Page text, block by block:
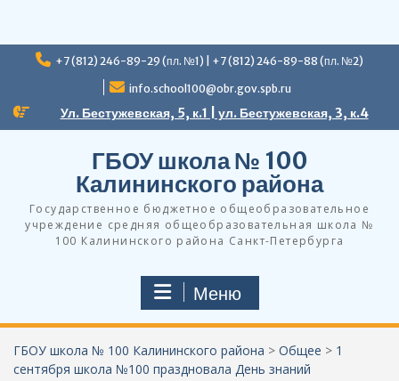
Перейти
+7 (812) 246-89-29 (пл. №1) | +7 (812) 246-89-88 (пл. №2)
info.school100@obr.gov.spb.ru
Ул. Бестужевская, 5, к.1 | ул. Бестужевская, 3, к.4
ГБОУ школа № 100
Калининского района
Государственное бюджетное общеобразовательное
учреждение средняя общеобразовательная школа №
100 Калининского района Санкт-Петербурга
Меню
ГБОУ школа № 100 Калининского района > Общее > 1
сентября школа №100 праздновала День знаний